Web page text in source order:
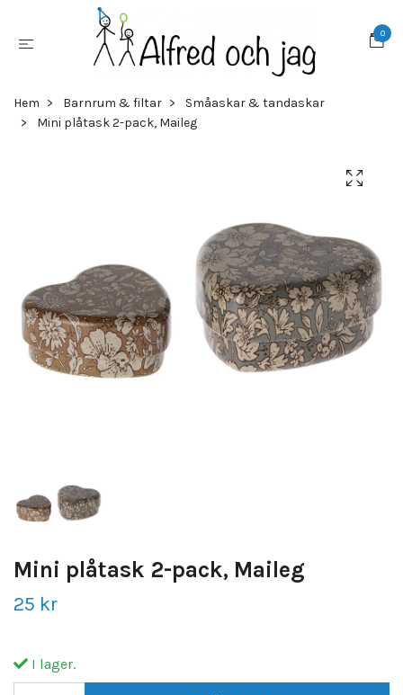
0
Hem Barnrum & filtar
Småaskar & tandaskar
Mini plåtask 2-pack, Maileg
Mini plåtask 2-pack, Maileg
25 kr
I lager.